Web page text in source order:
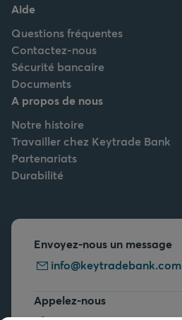
Aide
Questions fréquentes
Contactez-nous
Sécurité bancaire
Documents
A propos de nous
Notre histoire
Travailler chez Keytrade Bank
Partenariats
Durabilité
Envoyez-nous un message
info@keytradebank.com
Appelez-nous